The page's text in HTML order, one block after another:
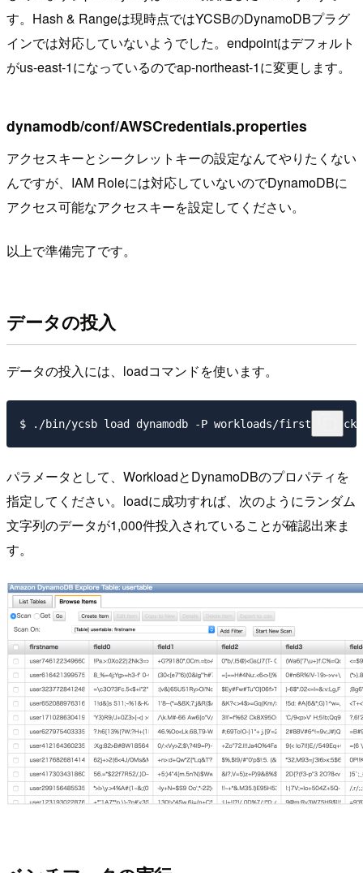
す。Hash & Rangeは現時点ではYCSBのDynamoDBプラグ
インでは対応していないようでした。endpointはデフォルト
がus-east-1になっているのでap-northeast-1に変更します。
dynamodb/conf/AWSCredentials.properties
アクセスキーとシークレットキーの設定なんてやりたくない
んですが、IAM Roleには対応していないのでDynamoDBに
アクセス可能なアクセスキーを設定してください。
以上で準備完了です。
データの投入
データの投入には、loadコマンドを使います。
パラメータとして、WorkloadとDynamoDBのプロパティを
指定してください。loadに成功すれば、次のようにランダム
文字列のデータが1,000件投入されていることが確認出来ま
す。